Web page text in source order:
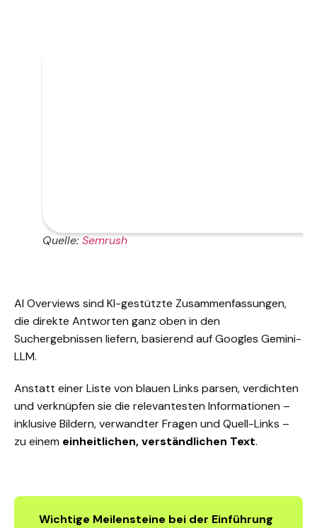
Quelle: Semrush
AI Overviews sind KI-gestützte Zusammenfassungen,
die direkte Antworten ganz oben in den
Suchergebnissen liefern, basierend auf Googles Gemini-
LLM.
Anstatt einer Liste von blauen Links parsen, verdichten
und verknüpfen sie die relevantesten Informationen –
inklusive Bildern, verwandter Fragen und Quell-Links –
zu einem einheitlichen, verständlichen Text.
Wichtige Meilensteine bei der Einführung